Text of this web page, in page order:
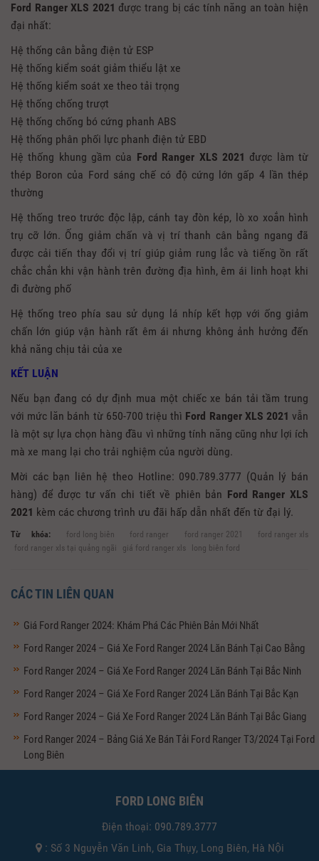
Ford Ranger XLS 2021 được trang bị các tính năng an toàn hiện
đại nhất:
Hệ thống cân bằng điện tử ESP
Hệ thống kiểm soát giảm thiểu lật xe
Hệ thống kiểm soát xe theo tải trọng
Hệ thống chống trượt
Hệ thống chống bó cứng phanh ABS
Hệ thống phân phối lực phanh điện tử EBD
Hệ thống khung gầm của Ford Ranger XLS 2021 được làm từ
thép Boron của Ford sáng chế có độ cứng lớn gấp 4 lần thép
thường
Hệ thống treo trước độc lập, cánh tay đòn kép, lò xo xoắn hình
trụ cỡ lớn. Ống giảm chấn và vị trí thanh cân bằng ngang đã
được cải tiến thay đổi vị trí giúp giảm rung lắc và tiếng ồn rất
chắc chắn khi vận hành trên đường địa hình, êm ái linh hoạt khi
đi đường phố
Hệ thống treo phía sau sử dụng lá nhíp kết hợp với ống giảm
chấn lớn giúp vận hành rất êm ái nhưng không ảnh hưởng đến
khả năng chịu tải của xe
KẾT LUẬN
Nếu bạn đang có dự định mua một chiếc xe bán tải tầm trung
với mức lăn bánh từ 650-700 triệu thì Ford Ranger XLS 2021 vẫn
là một sự lựa chọn hàng đầu vì những tính năng cũng như lợi ích
mà xe mang lại cho trải nghiệm của người dùng.
Mời các bạn liên hệ theo Hotline: 090.789.3777 (Quản lý bán
hàng) để được tư vấn chi tiết về phiên bản Ford Ranger XLS
2021 kèm các chương trình ưu đãi hấp dẫn nhất đến từ đại lý.
Từ khóa: ford long biên ford ranger ford ranger 2021
ford ranger xls
ford ranger xls tại quảng ngãi
giá ford ranger xls long biên ford
CÁC TIN LIÊN QUAN
Giá Ford Ranger 2024: Khám Phá Các Phiên Bản Mới Nhất
Ford Ranger 2024 – Giá Xe Ford Ranger 2024 Lăn Bánh Tại Cao Bằng
Ford Ranger 2024 – Giá Xe Ford Ranger 2024 Lăn Bánh Tại Bắc Ninh
Ford Ranger 2024 – Giá Xe Ford Ranger 2024 Lăn Bánh Tại Bắc Kạn
Ford Ranger 2024 – Giá Xe Ford Ranger 2024 Lăn Bánh Tại Bắc Giang
Ford Ranger 2024 – Bảng Giá Xe Bán Tải Ford Ranger T3/2024 Tại Ford
Long Biên
FORD LONG BIÊN
Điện thoại: 090.789.3777
: Số 3 Nguyễn Văn Linh, Gia Thụy, Long Biên, Hà Nội